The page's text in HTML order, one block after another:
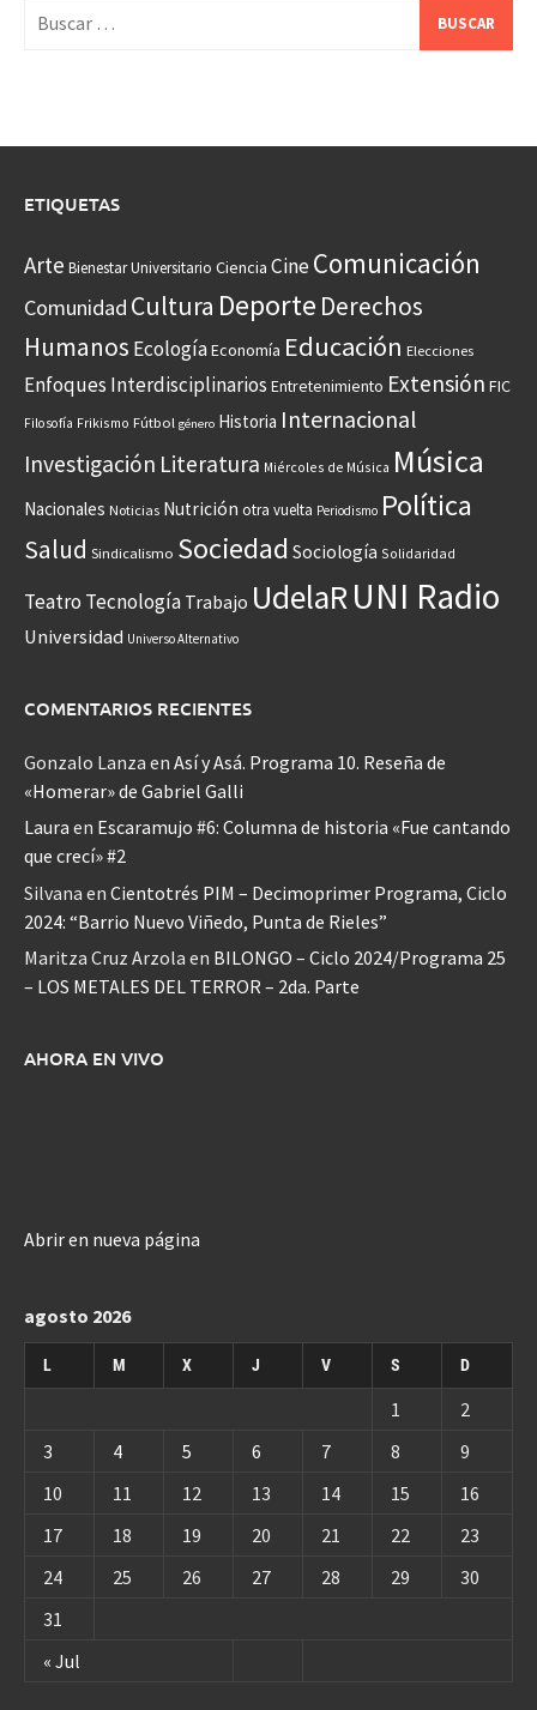
ETIQUETAS
Arte Bienestar Universitario Ciencia CineComunicación
Comunidad Cultura Deporte Derechos
Humanos EcologíaEconomía Educación Elecciones
Enfoques Interdisciplinarios Entretenimiento Extensión FIC
Filosofía Frikismo Fútbol género Historia Internacional
Investigación Literatura Miércoles de Música Música
Nacionales Noticias Nutrición otra vuelta Periodismo Política
Salud Sindicalismo Sociedad Sociología Solidaridad
Teatro Tecnología Trabajo UdelaR UNI Radio
Universidad Universo Alternativo
COMENTARIOS RECIENTES
Gonzalo Lanza en Así y Asá. Programa 10. Reseña de
«Homerar» de Gabriel Galli
Laura en Escaramujo #6: Columna de historia «Fue cantando
que crecí» #2
Silvana en Cientotrés PIM – Decimoprimer Programa, Ciclo
2024: “Barrio Nuevo Viñedo, Punta de Rieles”
Maritza Cruz Arzola en BILONGO – Ciclo 2024/Programa 25
– LOS METALES DEL TERROR – 2da. Parte
AHORA EN VIVO
Abrir en nueva página
agosto 2026
L M X J V S D
« Jul
1
2
3
4 5 6 7 8
9
10
11 12 13 14 15
16
17
18 19 20 21 22
23
24
25 26 27 28 29
30
31